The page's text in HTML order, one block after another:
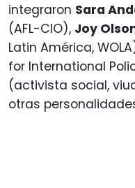
integraron Sara
(AFL-CIO), Joy
Latin América,
for International
(activista social,
otras